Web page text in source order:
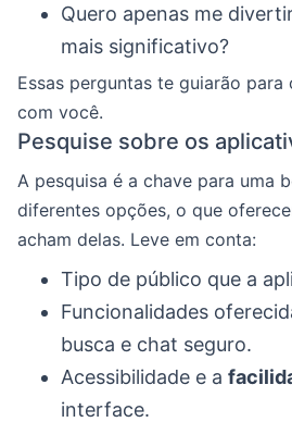
Quero apenas me
mais significativo?
Essas perguntas te guiarão
com você.
Pesquise sobre os
A pesquisa é a chave para uma
diferentes opções, o que
acham delas. Leve em conta:
Tipo de público que a
Funcionalidades
busca e chat seguro.
Acessibilidade e a
interface.